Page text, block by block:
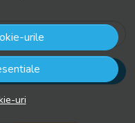
urile
uri
te